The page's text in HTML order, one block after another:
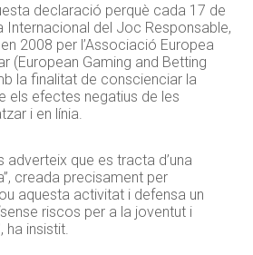
declaració perquè cada 17 de
Internacional del Joc Responsable,
2008 per l’Associació Europea
(European Gaming and Betting
la finalitat de conscienciar la
els efectes negatius de les
i en línia.
adverteix que es tracta d’una
creada precisament per
aquesta activitat i defensa un
riscos per a la joventut i
ha insistit.